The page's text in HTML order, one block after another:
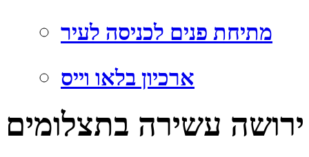
מתיחת פנים לכניסה לעיר
ארכיון בלאו וייס
ירושה עשירה בתצלומים